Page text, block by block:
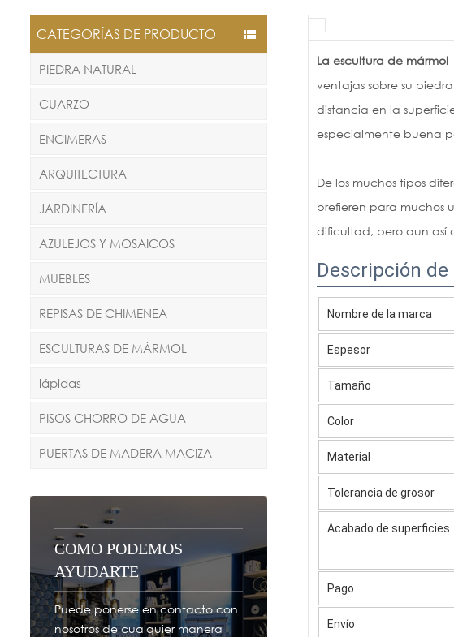
CATEGORÍAS DE PRODUCTO
PIEDRA NATURAL
CUARZO
ENCIMERAS
ARQUITECTURA
JARDINERÍA
AZULEJOS Y MOSAICOS
MUEBLES
REPISAS DE CHIMENEA
ESCULTURAS DE MÁRMOL
lápidas
PISOS CHORRO DE AGUA
PUERTAS DE MADERA MACIZA
COMO PODEMOS
AYUDARTE
Puede ponerse en contacto con
nosotros de cualquier manera
La escultura de mármol
ventajas sobre su
distancia en la
especialmente buena
De los muchos tipos
prefieren para muchos
dificultad, pero aun así
Descripción
Nombre de la marca
Espesor
Tamaño
Color
Material
Tolerancia de grosor
Acabado de superficies
Pago
Envío